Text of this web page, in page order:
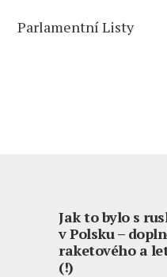
Parlamentní Listy
Jak to bylo s
v Polsku –
raketového a
(!)